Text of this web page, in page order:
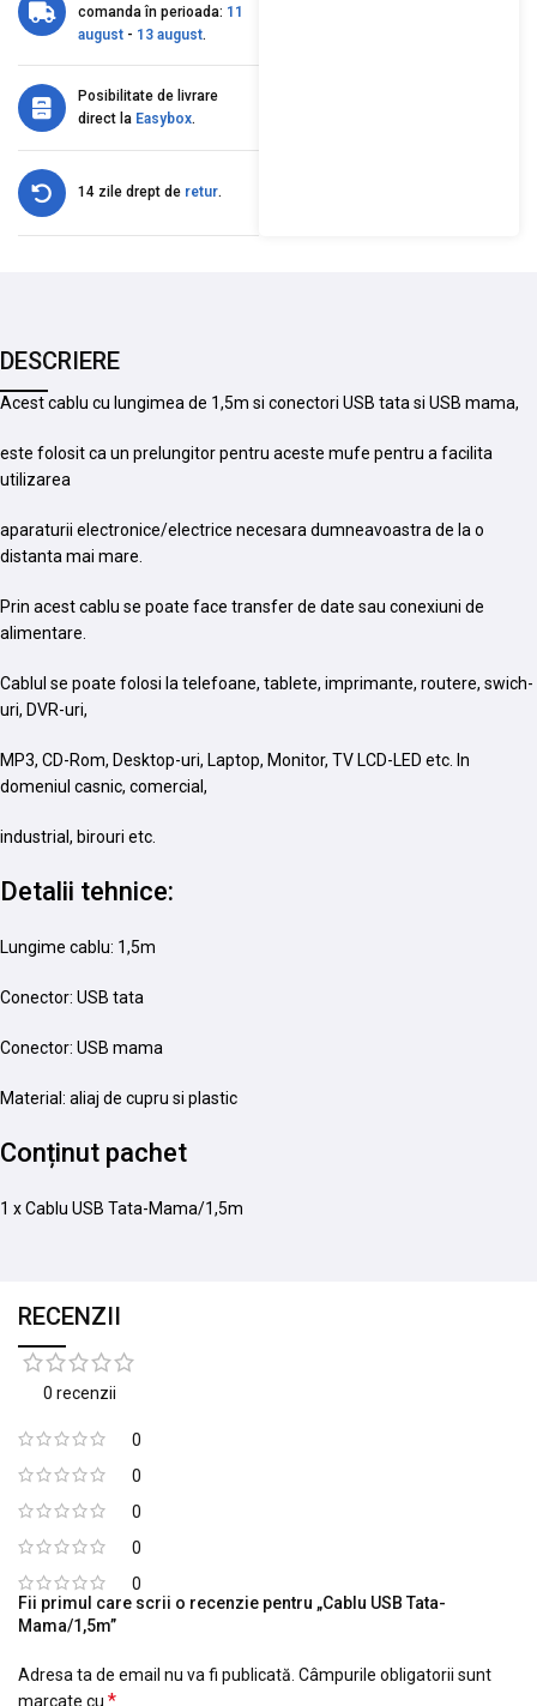
comanda în perioada: 11
august - 13 august.
Posibilitate de livrare
direct la Easybox.
14 zile drept de retur.
DESCRIERE
Acest cablu cu lungimea de 1,5m si conectori USB tata si USB mama,
este folosit ca un prelungitor pentru aceste mufe pentru a facilita
utilizarea
aparaturii electronice/electrice necesara dumneavoastra de la o
distanta mai mare.
Prin acest cablu se poate face transfer de date sau conexiuni de
alimentare.
Cablul se poate folosi la telefoane, tablete, imprimante, routere, swich-
uri, DVR-uri,
MP3, CD-Rom, Desktop-uri, Laptop, Monitor, TV LCD-LED etc. In
domeniul casnic, comercial,
industrial, birouri etc.
Detalii tehnice:
Lungime cablu: 1,5m
Conector: USB tata
Conector: USB mama
Material: aliaj de cupru si plastic
Conținut pachet
1 x Cablu USB Tata-Mama/1,5m
RECENZII
0 recenzii
0
0
0
0
0
Fii primul care scrii o recenzie pentru „Cablu USB Tata-
Mama/1,5m”
Adresa ta de email nu va fi publicată. Câmpurile obligatorii sunt
marcate cu *